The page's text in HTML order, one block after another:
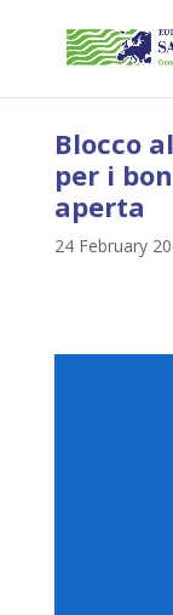
Blocco
per i
aperta
24 February